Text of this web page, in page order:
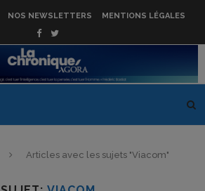
NOS NEWSLETTERS MENTIONS LÉGALES
Articles avec les sujets "Viacom"